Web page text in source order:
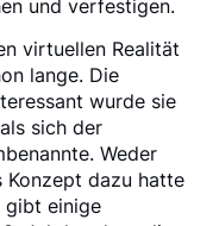
und verfestigen.
virtuellen Realität
lange. Die
wurde sie
sich der
Weder
Konzept dazu hatte
gibt einige